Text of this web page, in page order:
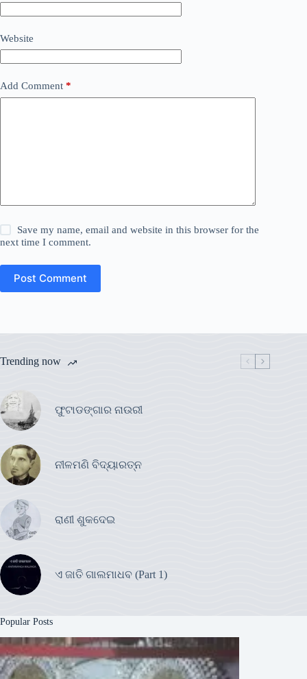
Website
Add Comment *
Save my name, email and website in this browser for the
next time I comment.
Post Comment
Trending now
ଫୁଟାଡଙ୍ଗାର ନାଉରୀ
ନୀଳମଣି ବିଦ୍ୟାରତ୍ନ
ରାଣୀ ଶୁକଦେଇ
ଏ ଜାତି ଗାଲମାଧବ (Part 1)
Popular Posts